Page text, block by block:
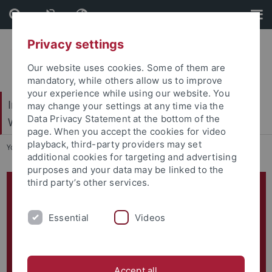
Skip
to
content
Skip
to
footer
Internationales Zentrum für Ethik in den
Wissenschaften (IZEW)
You are here: Startseite ... KI-T-Ü
Aktuell
akademische Integrität und Identität”:
Hier
KI-Tools in
Privacy settings
Our website uses cookies. Some of them are
mandatory, while others allow us to improve
your experience while using our website. You
may change your settings at any time via the
Data Privacy Statement at the bottom of the
page. When you accept the cookies for video
playback, third-party providers may set
additional cookies for targeting and advertising
purposes and your data may be linked to the
third party’s other services.
Essential Videos